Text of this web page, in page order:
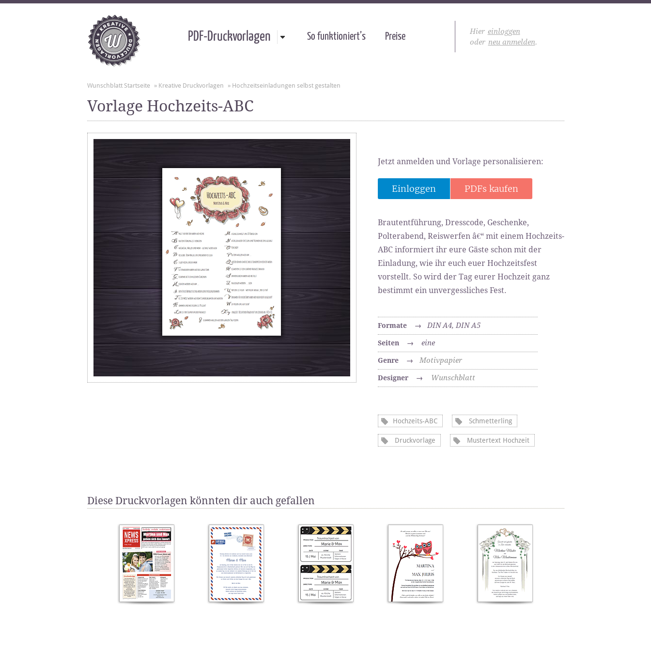
Hier einloggen
oder neu anmelden.
PDF-Druckvorlagen So funktioniert’s Preise
Wunschblatt Startseite » Kreative Druckvorlagen » Hochzeitseinladungen selbst gestalten
Vorlage Hochzeits-ABC
Jetzt anmelden und Vorlage personalisieren:
Einloggen PDFs kaufen
Brautentführung, Dresscode, Geschenke,
Polterabend, Reiswerfen â€“ mit einem Hochzeits-
ABC informiert ihr eure Gäste schon mit der
Einladung, wie ihr euch euer Hochzeitsfest
vorstellt. So wird der Tag eurer Hochzeit ganz
bestimmt ein unvergessliches Fest.
Formate → DIN A4, DIN A5
Seiten → eine
Genre → Motivpapier
Designer → Wunschblatt
Hochzeits-ABC Schmetterling
Druckvorlage Mustertext Hochzeit
Diese Druckvorlagen könnten dir auch gefallen